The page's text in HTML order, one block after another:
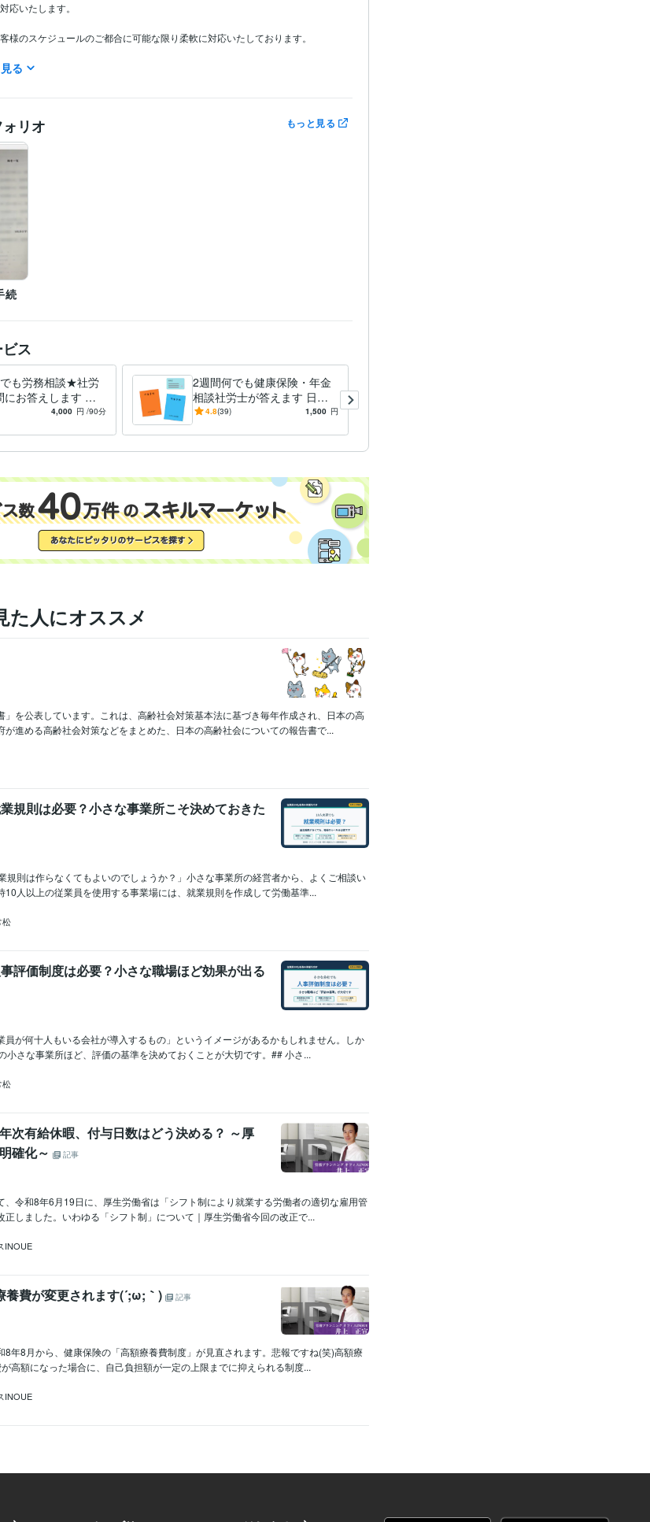
応いたします。
様のスケジュールのご都合に可能な限り柔軟に対応いたしております。
夜・早朝はなるべくご容赦ください(^^)/
・専門職 / 社会保険労務士
年
る
リオ もっと見る
続
ス
も労務相談★社労
にお答えします テ
談のみでもOKで
4,000 円 /90分
2週間何でも健康保険・年金
相談社労士が答えます 日頃
のちょっとした社会保険のご
4.8(39) 1,500 円
た人にオススメ
」を公表しています。これは、高齢社会対策基本法に基づき毎年作成され、日本の高
進める高齢社会対策などをまとめた、日本の高齢社会についての報告書で...
規則は必要？小さな事業所こそ決めておきた
規則は作らなくてもよいのでしょうか？」小さな事業所の経営者から、よくご相談い
10人以上の従業員を使用する事業場には、就業規則を作成して労働基準...
松
評価制度は必要？小さな職場ほど効果が出る
員が何十人もいる会社が導入するもの」というイメージがあるかもしれません。しか
小さな事業所ほど、評価の基準を決めておくことが大切です。## 小さ...
松
次有給休暇、付与日数はどう決める？ ～厚
確化～
記事
、令和8年6月19日に、厚生労働省は「シフト制により就業する労働者の適切な雇用管
しました。いわゆる「シフト制」について｜厚生労働省今回の改正で...
INOUE
養費が変更されます(´;ω;｀)
記事
8年8月から、健康保険の「高額療養費制度」が見直されます。悲報ですね(笑)高額療
高額になった場合に、自己負担額が一定の上限までに抑えられる制度...
INOUE